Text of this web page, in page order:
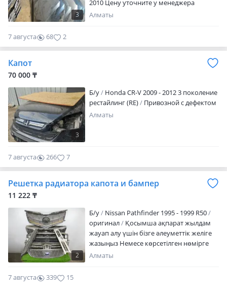
3
2010 Цену уточните у менеджера
Алматы
7 августа 68 2
Капот
70 000 ₸
3
Б/y
Honda CR-V 2009 - 2012 3 поколение
рестайлинг (RE)
Привозной с дефектом
Алматы
7 августа 266 7
Решетка радиатора капота и бампер
11 222 ₸
2
Б/y
Nissan Pathfinder 1995 - 1999 R50
оригинал
Қосымша ақпарат жылдам
жауап алу үшін бізге әлеуметтік желіге
жазыңыз Немесе көрсетілген нөмірге
қоңырау шалыңыз. Біздің менеджерден
Алматы
7 августа 339 15